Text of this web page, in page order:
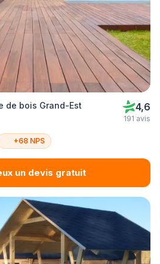
de bois Grand-Est 4,6
191 avis
+68 NPS
un devis gratuit